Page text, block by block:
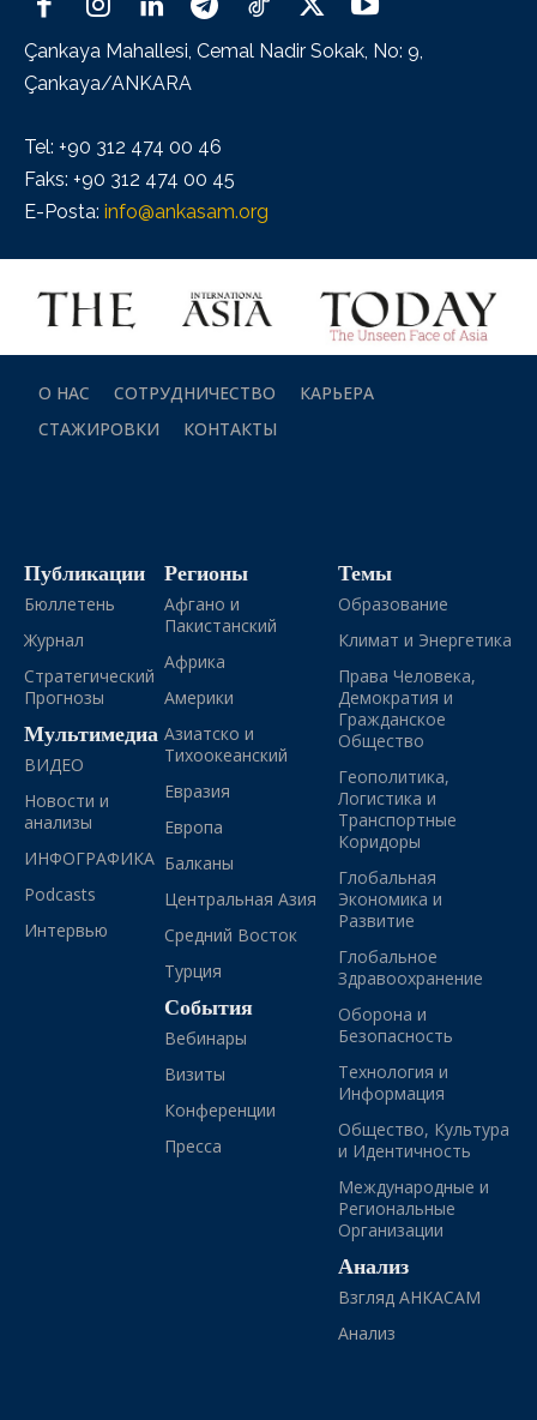
Çankaya Mahallesi, Cemal Nadir Sokak, No: 9,
Çankaya/ANKARA
Tel: +90 312 474 00 46
Faks: +90 312 474 00 45
E-Posta: info@ankasam.org
О НАС СОТРУДНИЧЕСТВО
КАРЬЕРА
СТАЖИРОВКИ
КОНТАКТЫ
Публикации
Бюллетень
Журнал
Стратегический
Прогнозы
Мультимедиа
ВИДЕО
Новости и
анализы
ИНФОГРАФИКА
Podcasts
Интервью
Регионы
Афгано и
Пакистанский
Африка
Америки
Азиатско и
Тихоокеанский
Евразия
Европа
Балканы
Центральная Азия
Средний Восток
Турция
События
Вебинары
Визиты
Конференции
Пресса
Темы
Образование
Климат и Энергетика
Права Человека,
Демократия и
Гражданское
Общество
Геополитика,
Логистика и
Транспортные
Коридоры
Глобальная
Экономика и
Развитие
Глобальное
Здравоохранение
Оборона и
Безопасность
Технология и
Информация
Общество, Культура
и Идентичность
Международные и
Региональные
Организации
Анализ
Взгляд АНКАСАМ
Анализ